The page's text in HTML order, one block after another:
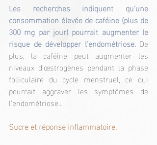
Les recherches indiquent qu'une
consommation élevée de caféine (plus de
300 mg par jour) pourrait augmenter le
risque de développer l'endométriose. De
plus, la caféine peut augmenter les
niveaux d'œstrogènes pendant la phase
folliculaire du cycle menstruel, ce qui
pourrait aggraver les symptômes de
l'endométriose.. ​
Sucre et réponse inflammatoire.